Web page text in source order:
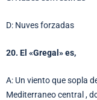
D: Nuves forzadas
20. El «Gregal» es,
A: Un viento que sopla
Mediterraneo central ,